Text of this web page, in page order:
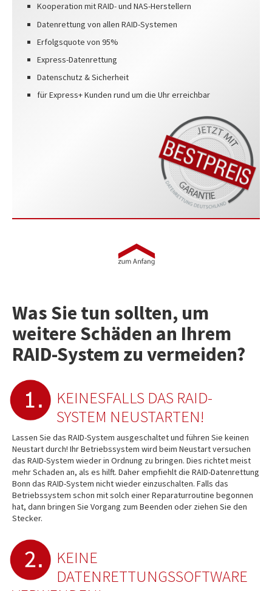
Kooperation mit RAID- und NAS-Herstellern
Datenrettung von allen RAID-Systemen
Erfolgsquote von 95%
Express-Datenrettung
Datenschutz & Sicherheit
für Express+ Kunden rund um die Uhr erreichbar
Was Sie tun sollten, um
weitere Schäden an Ihrem
RAID-System zu vermeiden?
KEINESFALLS DAS RAID-
SYSTEM NEUSTARTEN!
Lassen Sie das RAID-System ausgeschaltet und führen Sie keinen
Neustart durch! Ihr Betriebssystem wird beim Neustart versuchen
das RAID-System wieder in Ordnung zu bringen. Dies richtet meist
mehr Schaden an, als es hilft. Daher empfiehlt die RAID-Datenrettung
Bonn das RAID-System nicht wieder einzuschalten. Falls das
Betriebssystem schon mit solch einer Reparaturroutine begonnen
hat, dann bringen Sie Vorgang zum Beenden oder ziehen Sie den
Stecker.
KEINE
DATENRETTUNGSSOFTWARE